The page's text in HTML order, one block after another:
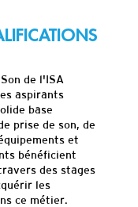
de l'ISA
aspirants
base
prise de son, de
et
bénéficient
des stages
les
ce métier.